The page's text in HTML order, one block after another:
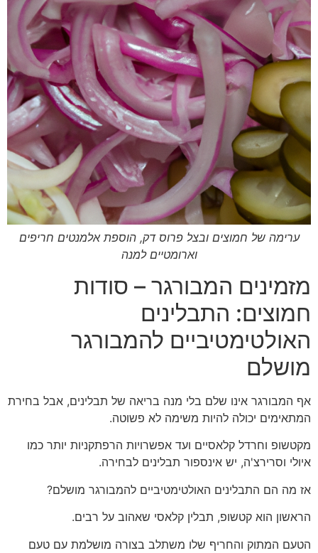
ערימה של חמוצים ובצל פרוס דק, הוספת אלמנטים חריפים
וארומטיים למנה
מזמינים המבורגר – סודות
חמוצים: התבלינים
האולטימטיביים להמבורגר
מושלם
אף המבורגר אינו שלם בלי מנה בריאה של תבלינים, אבל בחירת
המתאימים יכולה להיות משימה לא פשוטה.
מקטשופ וחרדל קלאסיים ועד אפשרויות הרפתקניות יותר כמו
איולי וסרירצ'ה, יש אינספור תבלינים לבחירה.
אז מה הם התבלינים האולטימטיביים להמבורגר מושלם?
הראשון הוא קטשופ, תבלין קלאסי שאהוב על רבים.
הטעם המתוק והחריף שלו משתלב בצורה מושלמת עם טעם